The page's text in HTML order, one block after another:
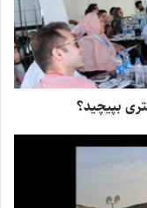
بپیچید؟